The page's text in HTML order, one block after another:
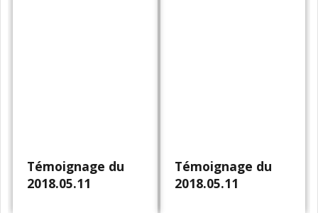
Témoignage du
2018.05.11
Témoignage du
2018.05.11